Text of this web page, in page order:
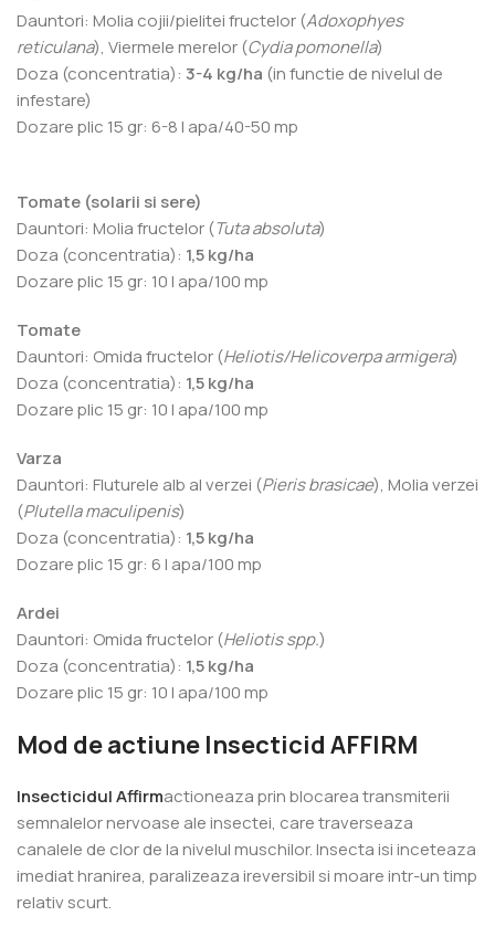
Dauntori: Molia cojii/pielitei fructelor (Adoxophyes
reticulana), Viermele merelor (Cydia pomonella)
Doza (concentratia): 3-4 kg/ha (in functie de nivelul de
infestare)
Dozare plic 15 gr: 6-8 l apa/40-50 mp
Tomate (solarii si sere)
Dauntori: Molia fructelor (Tuta absoluta)
Doza (concentratia): 1,5 kg/ha
Dozare plic 15 gr: 10 l apa/100 mp
Tomate
Dauntori: Omida fructelor (Heliotis/Helicoverpa armigera)
Doza (concentratia): 1,5 kg/ha
Dozare plic 15 gr: 10 l apa/100 mp
Varza
Dauntori: Fluturele alb al verzei (Pieris brasicae), Molia verzei
(Plutella maculipenis)
Doza (concentratia): 1,5 kg/ha
Dozare plic 15 gr: 6 l apa/100 mp
Ardei
Dauntori: Omida fructelor (Heliotis spp.)
Doza (concentratia): 1,5 kg/ha
Dozare plic 15 gr: 10 l apa/100 mp
Mod de actiune Insecticid AFFIRM
Insecticidul Affirmactioneaza prin blocarea transmiterii
semnalelor nervoase ale insectei, care traverseaza
canalele de clor de la nivelul muschilor. Insecta isi inceteaza
imediat hranirea, paralizeaza ireversibil si moare intr-un timp
relativ scurt.